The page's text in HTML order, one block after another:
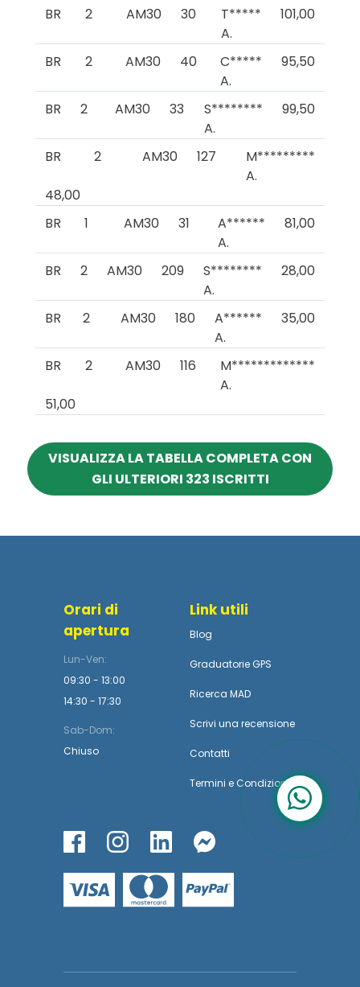
BR 2 AM30 30
T*****
A.
101,00
BR 2 AM30 40
C*****
A.
95,50
BR 2 AM30 33
S********
A.
99,50
BR 2 AM30 127
M*********
A.
48,00
BR
1 AM30 31
A******
A.
81,00
BR 2 AM30 209
S********
A.
28,00
BR 2 AM30 180
A******
A.
35,00
BR 2 AM30 116
M*************
A.
51,00
VISUALIZZA LA TABELLA COMPLETA CON
GLI ULTERIORI 323 ISCRITTI
Orari di
apertura
Lun-Ven:
09:30 - 13:00
14:30 - 17:30
Sab-Dom:
Chiuso
Link utili
Blog
Graduatorie GPS
Ricerca MAD
Scrivi una recensione
Contatti
Termini e Condizioni